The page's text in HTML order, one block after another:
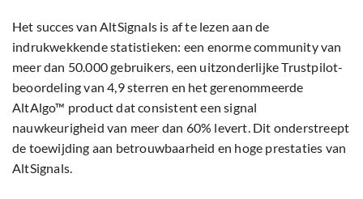
Het succes van AltSignals is af te lezen aan de
indrukwekkende statistieken: een enorme community van
meer dan 50.000 gebruikers, een uitzonderlijke Trustpilot-
beoordeling van 4,9 sterren en het gerenommeerde
AltAlgo™ product dat consistent een signal
nauwkeurigheid van meer dan 60% levert. Dit onderstreept
de toewijding aan betrouwbaarheid en hoge prestaties van
AltSignals.